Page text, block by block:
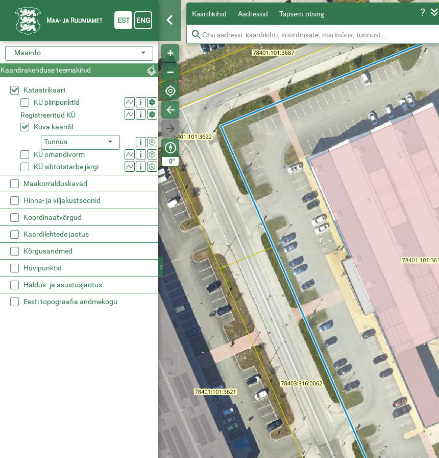
0°
Kaardikihid Aadressid Täpsem otsing
Maainfo
Kaardirakenduse teemakihid
Katastrikaart
KÜ piiripunktid
Registreeritud KÜ
Kuva kaardil
Tunnus
KÜ omandivorm
KÜ sihtotstarbe järgi
Maakorralduskavad
Hinna- ja viljakustsoonid
Koordinaatvõrgud
Kaardilehtede jaotus
Kõrgusandmed
Huvipunktid
Haldus- ja asustusjaotus
Eesti topograafia andmekogu
EST ENG